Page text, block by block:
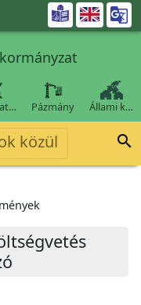

Pázmány Állami k…
közül 